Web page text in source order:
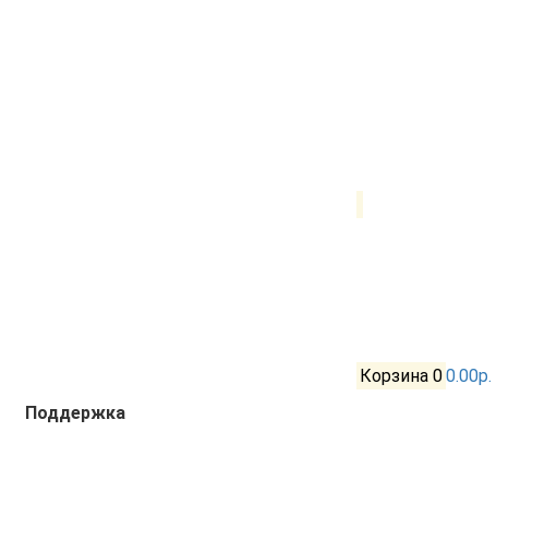
Корзина 00.00р.
Поддержка